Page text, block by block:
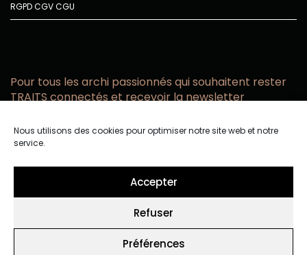
Nous utilisons des cookies pour optimiser notre site web et notre
service.
Accepter
Refuser
Préférences
RGPDCGVCGU
Pour tous les archi passionnés qui souhaitent rester
TRAITS connectés et recevoir la newsletter
email
confidentialité.